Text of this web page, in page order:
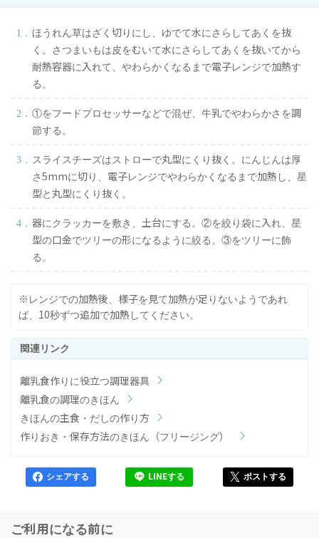
ほうれん草はざく切りにし、ゆでて水にさらしてあくを抜
く。さつまいもは皮をむいて水にさらしてあくを抜いてから
耐熱容器に入れて、やわらかくなるまで電子レンジで加熱す
る。
①をフードプロセッサーなどで混ぜ、牛乳でやわらかさを調
節する。
スライスチーズはストローで丸型にくり抜く。にんじんは厚
さ5mmに切り、電子レンジでやわらかくなるまで加熱し、星
型と丸型にくり抜く。
器にクラッカーを敷き、土台にする。②を絞り袋に入れ、星
型の口金でツリーの形になるように絞る。③をツリーに飾
る。
※レンジでの加熱後、様子を見て加熱が足りないようであれ
ば、10秒ずつ追加で加熱してください。
離乳食作りに役立つ調理器具
離乳食の調理のきほん
きほんの主食・だしの作り方
作りおき・保存方法のきほん（フリージング）
シェアする LINEする ポストする
ご利用になる前に